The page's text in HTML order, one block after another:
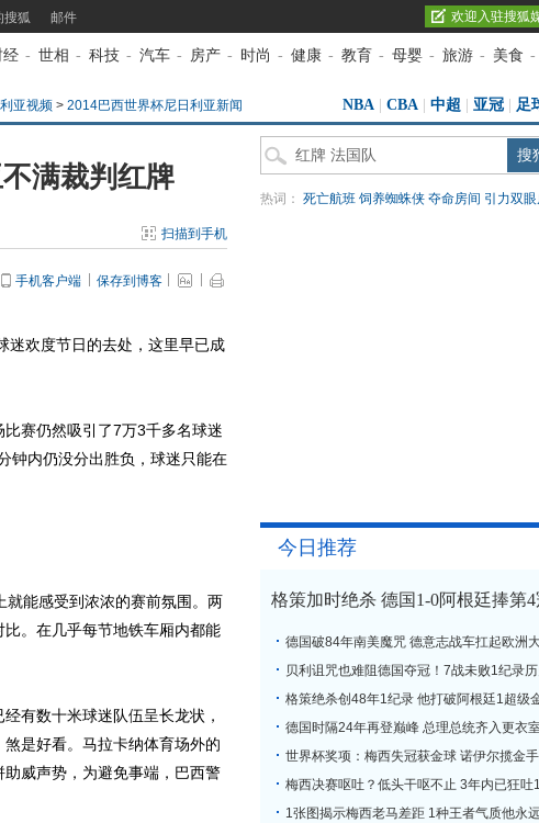
搜狐 邮件 欢迎入驻搜狐
经 - 世相 - 科技 - 汽车 - 房产 - 时尚 - 健康 - 教育 - 母婴 - 旅游 - 美食 -
亚视频 > 2014巴西世界杯尼日利亚新闻 NBA CBA 中超 亚冠 足
满裁判红牌
扫描到手机
手机客户端 保存到博客
迷欢度节日的去处，这里早已成
赛仍然吸引了7万3千多名球迷
钟内仍没分出胜负，球迷只能在
能感受到浓浓的赛前氛围。两
。在几乎每节地铁车厢内都能
有数十米球迷队伍呈长龙状，
是好看。马拉卡纳体育场外的
威声势，为避免事端，巴西警
热词： 死亡航班 饲养蜘蛛侠 夺命房间 引力双眼
今日推荐
格策加时绝杀 德国1-0阿根廷捧第
德国破84年南美魔咒 德意志战车扛起欧洲
贝利诅咒也难阻德国夺冠！7战未败1纪录
格策绝杀创48年1纪录 他打破阿根廷1超级
德国时隔24年再登巅峰 总理总统齐入更衣
世界杯奖项：梅西失冠获金球 诺伊尔揽金
梅西决赛呕吐？低头干呕不止 3年内已狂吐
1张图揭示梅西老马差距 1种王者气质他永